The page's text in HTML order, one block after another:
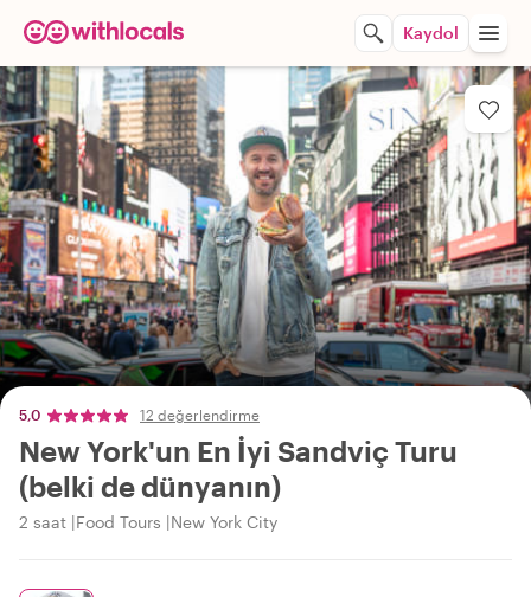
Kaydol
5,0 12 değerlendirme
New York'un En İyi Sandviç Turu
(belki de dünyanın)
2 saat Food Tours New York City